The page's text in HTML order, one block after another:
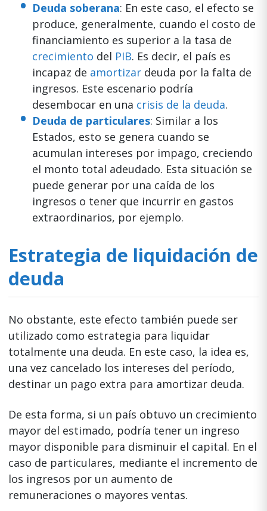
Deuda soberana: En este caso, el efecto se
produce, generalmente, cuando el costo de
financiamiento es superior a la tasa de
crecimiento del PIB. Es decir, el país es
incapaz de amortizardeuda por la falta de
ingresos. Este escenario podría
desembocar en una crisis de la deuda.
Deuda de particulares: Similar a los
Estados, esto se genera cuando se
acumulan intereses por impago, creciendo
el monto total adeudado. Esta situación se
puede generar por una caída de los
ingresos o tener que incurrir en gastos
extraordinarios, por ejemplo.
Estrategia de liquidación de
deuda
No obstante, este efecto también puede ser
utilizado como estrategia para liquidar
totalmente una deuda. En este caso, la idea es,
una vez cancelado los intereses del período,
destinar un pago extra para amortizar deuda.
De esta forma, si un país obtuvo un crecimiento
mayor del estimado, podría tener un ingreso
mayor disponible para disminuir el capital. En el
caso de particulares, mediante el incremento de
los ingresos por un aumento de
remuneraciones o mayores ventas.